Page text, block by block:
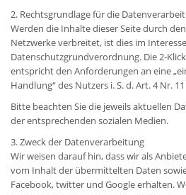
2. Rechtsgrundlage für die
Werden die Inhalte dieser Seite durch
Netzwerke verbreitet, ist dies im
Datenschutzgrundverordnung. Die 2-
entspricht den Anforderungen an eine
Handlung“ des Nutzers i. S. d. Art. 4 Nr. 11
Bitte beachten Sie die jeweils aktuellen
der entsprechenden sozialen Medien.
3. Zweck der Datenverarbeitung
Wir weisen darauf hin, dass wir als
vom Inhalt der übermittelten Daten
Facebook, twitter und Google erhalten.